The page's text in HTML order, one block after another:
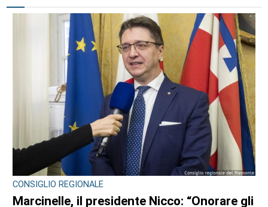
CONSIGLIO REGIONALE
Marcinelle, il presidente Nicco: “Onorare gli